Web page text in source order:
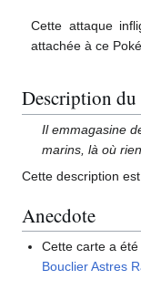
Cette attaque
attachée à ce
Description du
Il emmagasine
marins, là où
Cette description
Anecdote
Cette carte a
Bouclier Astres